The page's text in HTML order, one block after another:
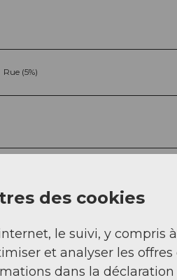
Rue (5%)
Sep Oct Nov Déc
des cookies
le suivi, y compris
et analyser les
dans la